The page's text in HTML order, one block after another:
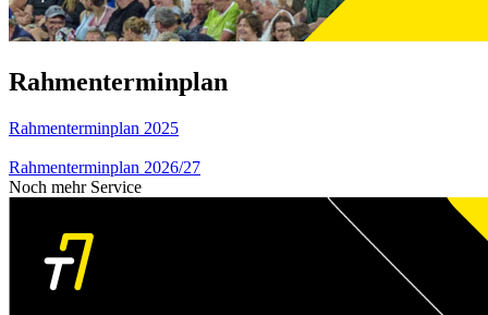
Rahmenterminplan
Rahmenterminplan 2025
Rahmenterminplan 2026/27
Noch mehr Service